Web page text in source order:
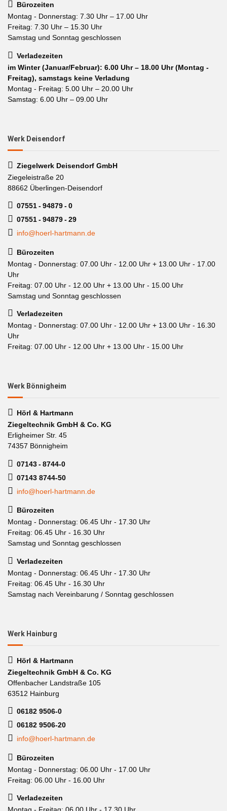
Bürozeiten
Montag - Donnerstag: 7.30 Uhr – 17.00 Uhr
Freitag: 7.30 Uhr – 15.30 Uhr
Samstag und Sonntag geschlossen
Verladezeiten
im Winter (Januar/Februar): 6.00 Uhr – 18.00 Uhr (Montag -
Freitag), samstags keine Verladung
Montag - Freitag: 5.00 Uhr – 20.00 Uhr
Samstag: 6.00 Uhr – 09.00 Uhr
Werk Deisendorf
Ziegelwerk Deisendorf GmbH
Ziegeleistraße 20
88662 Überlingen-Deisendorf
07551 - 94879 - 0
07551 - 94879 - 29
info@hoerl-hartmann.de
Bürozeiten
Montag - Donnerstag: 07.00 Uhr - 12.00 Uhr + 13.00 Uhr - 17.00
Uhr
Freitag: 07.00 Uhr - 12.00 Uhr + 13.00 Uhr - 15.00 Uhr
Samstag und Sonntag geschlossen
Verladezeiten
Montag - Donnerstag: 07.00 Uhr - 12.00 Uhr + 13.00 Uhr - 16.30
Uhr
Freitag: 07.00 Uhr - 12.00 Uhr + 13.00 Uhr - 15.00 Uhr
Werk Bönnigheim
Hörl & Hartmann
Ziegeltechnik GmbH & Co. KG
Erligheimer Str. 45
74357 Bönnigheim
07143 - 8744-0
07143 8744-50
info@hoerl-hartmann.de
Bürozeiten
Montag - Donnerstag: 06.45 Uhr - 17.30 Uhr
Freitag: 06.45 Uhr - 16.30 Uhr
Samstag und Sonntag geschlossen
Verladezeiten
Montag - Donnerstag: 06.45 Uhr - 17.30 Uhr
Freitag: 06.45 Uhr - 16.30 Uhr
Samstag nach Vereinbarung / Sonntag geschlossen
Werk Hainburg
Hörl & Hartmann
Ziegeltechnik GmbH & Co. KG
Offenbacher Landstraße 105
63512 Hainburg
06182 9506-0
06182 9506-20
info@hoerl-hartmann.de
Bürozeiten
Montag - Donnerstag: 06.00 Uhr - 17.00 Uhr
Freitag: 06.00 Uhr - 16.00 Uhr
Verladezeiten